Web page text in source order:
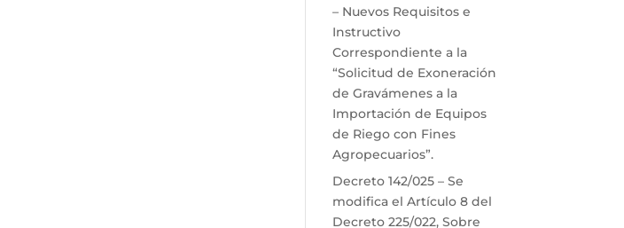
– Nuevos Requisitos e
Instructivo
Correspondiente a la
“Solicitud de Exoneración
de Gravámenes a la
Importación de Equipos
de Riego con Fines
Agropecuarios”.
Decreto 142/025 – Se
modifica el Artículo 8 del
Decreto 225/022, Sobre